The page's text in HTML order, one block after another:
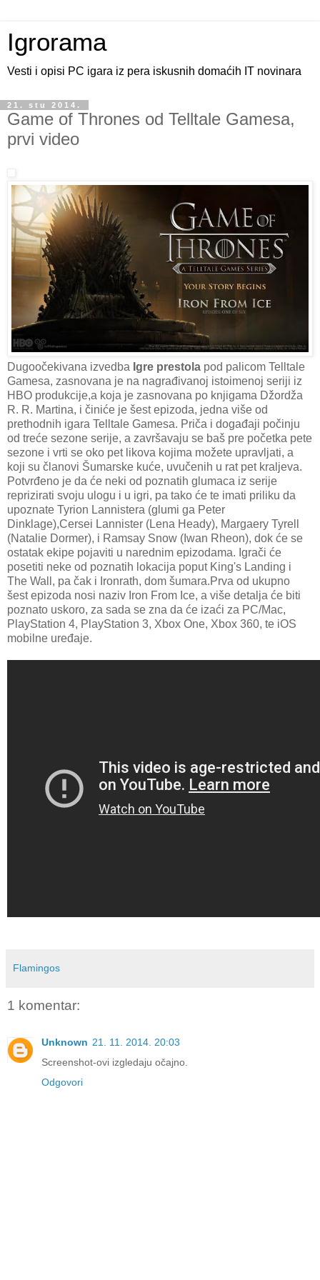
Igrorama
Vesti i opisi PC igara iz pera iskusnih domaćih IT novinara
21. stu 2014.
Game of Thrones od Telltale Gamesa,
prvi video
Dugoočekivana izvedba Igre prestola pod palicom Telltale
Gamesa, zasnovana je na nagrađivanoj istoimenoj seriji iz
HBO produkcije,a koja je zasnovana po knjigama Džordža
R. R. Martina, i činiće je šest epizoda, jedna više od
prethodnih igara Telltale Gamesa. Priča i događaji počinju
od treće sezone serije, a završavaju se baš pre početka pete
sezone i vrti se oko pet likova kojima možete upravljati, a
koji su članovi Šumarske kuće, uvučenih u rat pet kraljeva.
Potvrđeno je da će neki od poznatih glumaca iz serije
reprizirati svoju ulogu i u igri, pa tako će te imati priliku da
upoznate Tyrion Lannistera (glumi ga Peter
Dinklage),Cersei Lannister (Lena Heady), Margaery Tyrell
(Natalie Dormer), i Ramsay Snow (Iwan Rheon), dok će se
ostatak ekipe pojaviti u narednim epizodama. Igrači će
posetiti neke od poznatih lokacija poput King's Landing i
The Wall, pa čak i Ironrath, dom šumara.Prva od ukupno
šest epizoda nosi naziv Iron From Ice, a više detalja će biti
poznato uskoro, za sada se zna da će izaći za PC/Mac,
PlayStation 4, PlayStation 3, Xbox One, Xbox 360, te iOS
mobilne uređaje.
Flamingos
1 komentar:
Unknown 21. 11. 2014. 20:03
Screenshot-ovi izgledaju očajno.
Odgovori